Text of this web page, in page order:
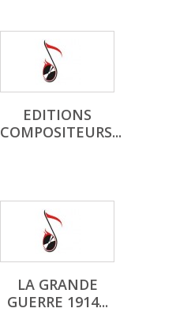
EDITIONS
COMPOSITEURS...
LA GRANDE
GUERRE 1914...